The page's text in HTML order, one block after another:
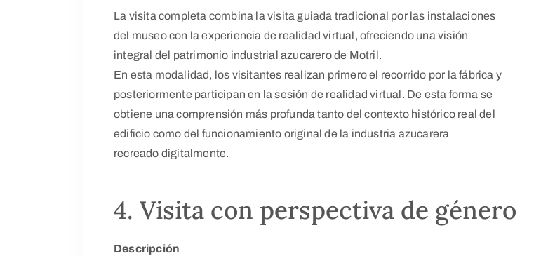
La visita completa combina la visita guiada tradicional por las instalaciones
del museo con la experiencia de realidad virtual, ofreciendo una visión
integral del patrimonio industrial azucarero de Motril.
En esta modalidad, los visitantes realizan primero el recorrido por la fábrica y
posteriormente participan en la sesión de realidad virtual. De esta forma se
obtiene una comprensión más profunda tanto del contexto histórico real del
edificio como del funcionamiento original de la industria azucarera
recreado digitalmente.
4. Visita con perspectiva de género
Descripción